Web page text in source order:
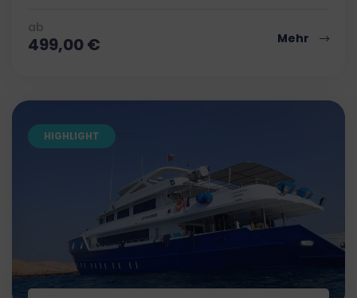
ab
499,00€ Mehr
HIGHLIGHT